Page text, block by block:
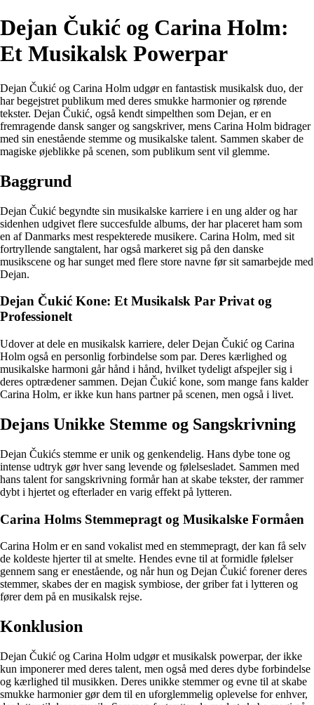
Dejan Čukić og Carina Holm:
Et Musikalsk Powerpar
Dejan Čukić og Carina Holm udgør en fantastisk musikalsk duo, der
har begejstret publikum med deres smukke harmonier og rørende
tekster. Dejan Čukić, også kendt simpelthen som Dejan, er en
fremragende dansk sanger og sangskriver, mens Carina Holm bidrager
med sin enestående stemme og musikalske talent. Sammen skaber de
magiske øjeblikke på scenen, som publikum sent vil glemme.
Baggrund
Dejan Čukić begyndte sin musikalske karriere i en ung alder og har
sidenhen udgivet flere succesfulde albums, der har placeret ham som
en af Danmarks mest respekterede musikere. Carina Holm, med sit
fortryllende sangtalent, har også markeret sig på den danske
musikscene og har sunget med flere store navne før sit samarbejde med
Dejan.
Dejan Čukić Kone: Et Musikalsk Par Privat og
Professionelt
Udover at dele en musikalsk karriere, deler Dejan Čukić og Carina
Holm også en personlig forbindelse som par. Deres kærlighed og
musikalske harmoni går hånd i hånd, hvilket tydeligt afspejler sig i
deres optrædener sammen. Dejan Čukić kone, som mange fans kalder
Carina Holm, er ikke kun hans partner på scenen, men også i livet.
Dejans Unikke Stemme og Sangskrivning
Dejan Čukićs stemme er unik og genkendelig. Hans dybe tone og
intense udtryk gør hver sang levende og følelsesladet. Sammen med
hans talent for sangskrivning formår han at skabe tekster, der rammer
dybt i hjertet og efterlader en varig effekt på lytteren.
Carina Holms Stemmepragt og Musikalske Formåen
Carina Holm er en sand vokalist med en stemmepragt, der kan få selv
de koldeste hjerter til at smelte. Hendes evne til at formidle følelser
gennem sang er enestående, og når hun og Dejan Čukić forener deres
stemmer, skabes der en magisk symbiose, der griber fat i lytteren og
fører dem på en musikalsk rejse.
Konklusion
Dejan Čukić og Carina Holm udgør et musikalsk powerpar, der ikke
kun imponerer med deres talent, men også med deres dybe forbindelse
og kærlighed til musikken. Deres unikke stemmer og evne til at skabe
smukke harmonier gør dem til en uforglemmelig oplevelse for enhver,